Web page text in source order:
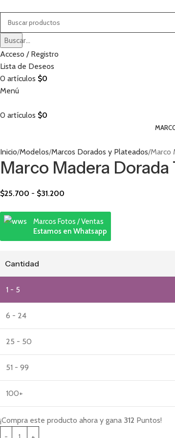
Buscar...
Acceso / Registro
Lista de Deseos
0 artículos $0
Menú
0 artículos $0
Inicio Modelos Marcos Dorados y Plateados Marco
Marco Madera Dorada
$25.700 - $31.200
Marcos Fotos / Ventas
Estamos en Whatsapp
Cantidad
1 - 5
6 - 24
25 - 50
51 - 99
100+
¡Compra este producto ahora y gana 312 Puntos!